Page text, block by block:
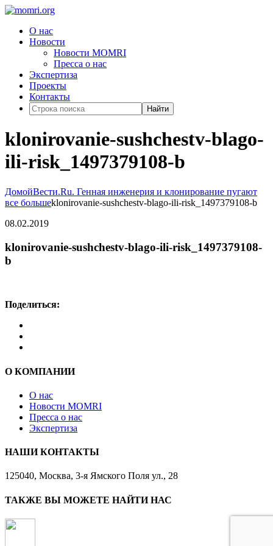
О нас
Новости
Новости MOMRI
Пресса о нас
Экспертиза
Проекты
Контакты
Найти
klonirovanie-sushchestv-blago-
ili-risk_1497379108-b
ДомойВести.Ru. Генная инженерия и клонирование пугают
все большеklonirovanie-sushchestv-blago-ili-risk_1497379108-b
08.02.2019
klonirovanie-sushchestv-blago-ili-risk_1497379108-
b
Поделиться:
О КОМПАНИИ
О нас
Новости MOMRI
Пресса о нас
Экспертиза
НАШИ КОНТАКТЫ
125040, Москва, 3-я Ямского Поля ул., 28
ТАКЖЕ ВЫ МОЖЕТЕ НАЙТИ НАС